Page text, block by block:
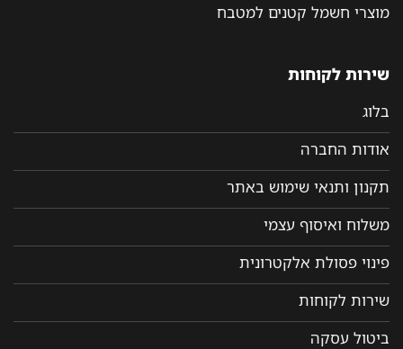
מוצרי חשמל קטנים למטבח
שירות לקוחות
בלוג
אודות החברה
תקנון ותנאי שימוש באתר
משלוח ואיסוף עצמי
פינוי פסולת אלקטרונית
שירות לקוחות
ביטול עסקה